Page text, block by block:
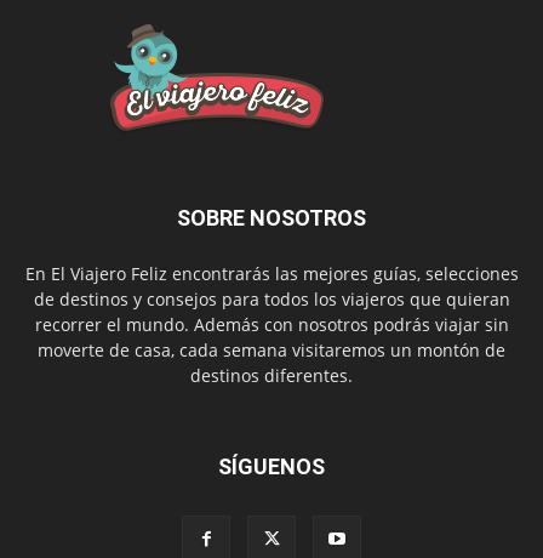
SOBRE NOSOTROS
En El Viajero Feliz encontrarás las mejores guías, selecciones
de destinos y consejos para todos los viajeros que quieran
recorrer el mundo. Además con nosotros podrás viajar sin
moverte de casa, cada semana visitaremos un montón de
destinos diferentes.
SÍGUENOS